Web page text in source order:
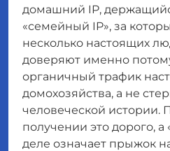
домашний IP,
«семейный IP», за
несколько настоящих
доверяют именно
органичный трафик
домохозяйства, а не
человеческой истории.
получении это дорого, а
деле означает прыжок